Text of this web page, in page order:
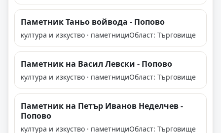
Паметник Таньо войвода - Попово
култура и изкуство · паметнициОбласт: Търговище
Паметник на Васил Левски - Попово
култура и изкуство · паметнициОбласт: Търговище
Паметник на Петър Иванов Неделчев -
Попово
култура и изкуство · паметнициОбласт: Търговище